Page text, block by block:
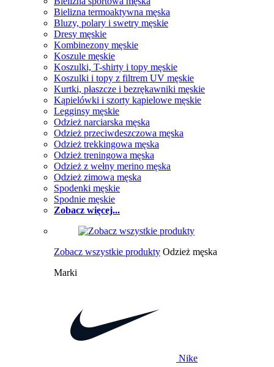
Bielizna termoaktywna męska
Bluzy, polary i swetry męskie
Dresy męskie
Kombinezony męskie
Koszule męskie
Koszulki, T-shirty i topy męskie
Koszulki i topy z filtrem UV męskie
Kurtki, płaszcze i bezrękawniki męskie
Kąpielówki i szorty kąpielowe męskie
Legginsy męskie
Odzież narciarska męska
Odzież przeciwdeszczowa męska
Odzież trekkingowa męska
Odzież treningowa męska
Odzież z wełny merino męska
Odzież zimowa męska
Spodenki męskie
Spodnie męskie
Zobacz więcej...
Zobacz wszystkie produkty Odzież męska
Marki
Nike